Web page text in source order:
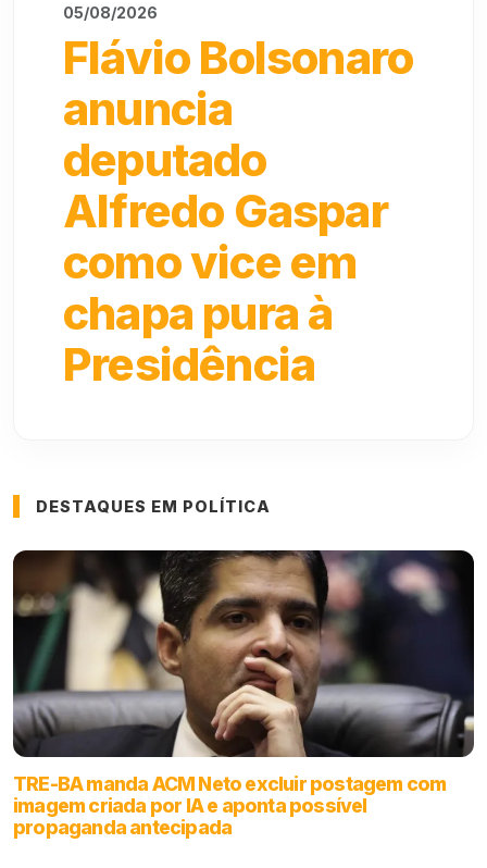
05/08/2026
Flávio Bolsonaro
anuncia
deputado
Alfredo Gaspar
como vice em
chapa pura à
Presidência
DESTAQUES EM POLÍTICA
TRE-BA manda ACM Neto excluir postagem com
imagem criada por IA e aponta possível
propaganda antecipada